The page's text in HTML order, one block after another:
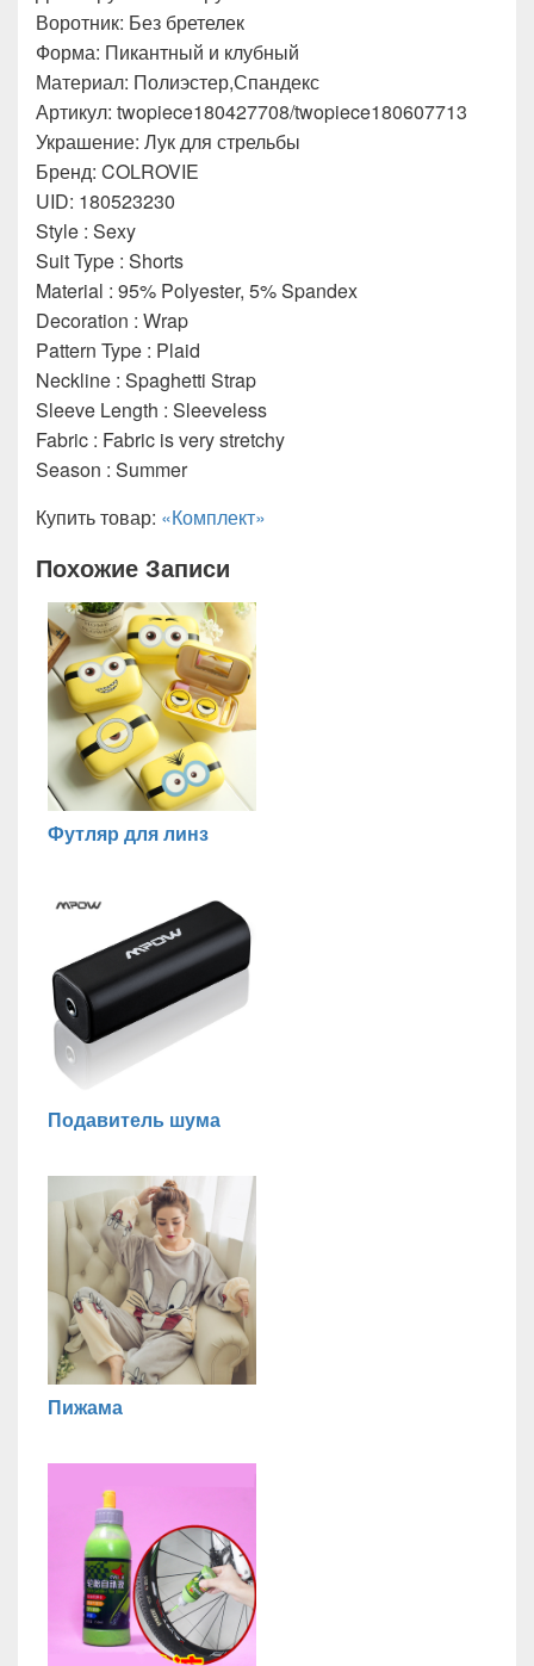
Воротник: Без бретелек
Форма: Пикантный и клубный
Материал: Полиэстер,Спандекс
Артикул: twopiece180427708/twopiece180607713
Украшение: Лук для стрельбы
Бренд: COLROVIE
UID: 180523230
Style : Sexy
Suit Type : Shorts
Material : 95% Polyester, 5% Spandex
Decoration : Wrap
Pattern Type : Plaid
Neckline : Spaghetti Strap
Sleeve Length : Sleeveless
Fabric : Fabric is very stretchy
Season : Summer
Купить товар: «Комплект»
Похожие Записи
Футляр для линз
Подавитель шума
Пижама